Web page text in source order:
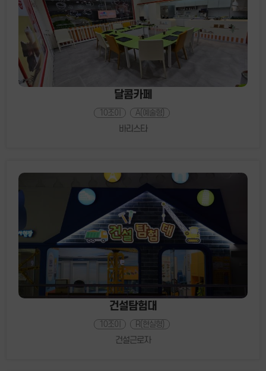
달콤카페
10조이 A(예술형)
바리스타
건설탐험대
10조이 R(현실형)
건설근로자